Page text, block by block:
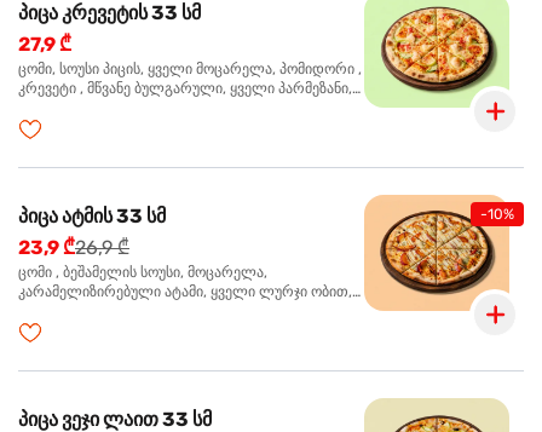
პიცა კრევეტის 33 სმ
27,9 ₾
ცომი, სოუსი პიცის, ყველი მოცარელა, პომიდორი ,
კრევეტი , მწვანე ბულგარული, ყველი პარმეზანი,
-10%
პიცა ატმის 33 სმ
23,9 ₾26,9 ₾
ცომი , ბეშამელის სოუსი, მოცარელა,
კარამელიზირებული ატამი, ყველი ლურჯი ობით,
პიცა ვეჯი ლაით 33 სმ